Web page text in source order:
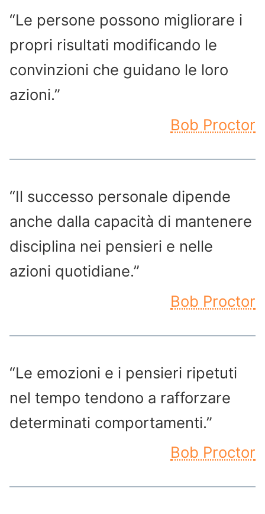
“Le persone possono migliorare i
propri risultati modificando le
convinzioni che guidano le loro
azioni.”
Bob Proctor
“Il successo personale dipende
anche dalla capacità di mantenere
disciplina nei pensieri e nelle
azioni quotidiane.”
Bob Proctor
“Le emozioni e i pensieri ripetuti
nel tempo tendono a rafforzare
determinati comportamenti.”
Bob Proctor